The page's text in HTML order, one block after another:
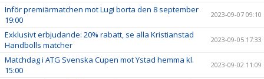
Inför premiärmatchen mot Lugi borta den 8 september
19:00
2023-09-07 09:10
Exklusivt erbjudande: 20% rabatt, se alla Kristianstad
Handbolls matcher
2023-09-05 17:33
Matchdag i ATG Svenska Cupen mot Ystad hemma kl.
15:00
2023-09-02 11:09